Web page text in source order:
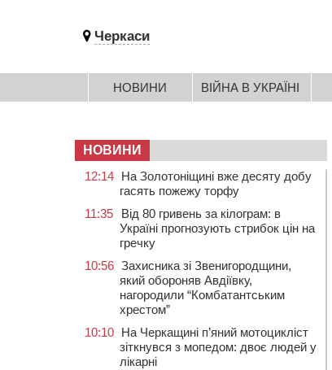
Черкаси
НОВИНИ ВІЙНА В УКРАЇНІ
НОВИНИ
12:14 На Золотоніщині вже десяту добу
гасять пожежу торфу
11:35
Від 80 гривень за кілограм: в
Україні прогнозують стрибок цін на
гречку
10:56 Захисника зі Звенигородщини,
який обороняв Авдіївку,
нагородили “Комбатантським
хрестом”
10:10 На Черкащині п’яний мотоцикліст
зіткнувся з мопедом: двоє людей у
лікарні